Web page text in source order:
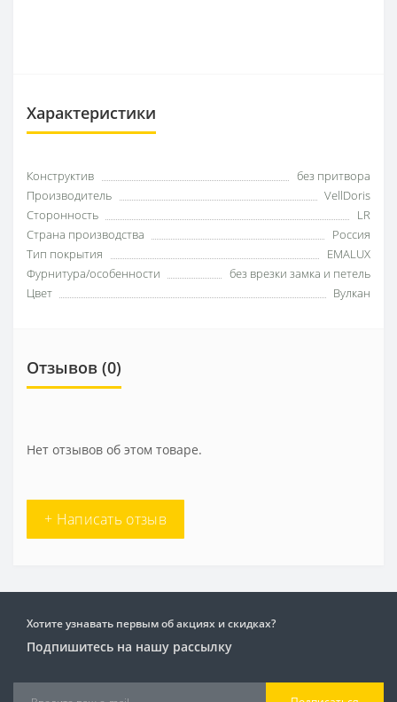
Характеристики
Конструктив
без притвора
Производитель
VellDoris
Сторонность
LR
Страна производства
Россия
Тип покрытия
EMALUX
Фурнитура/особенности
без врезки замка и петель
Цвет
Вулкан
Отзывов (0)
Нет отзывов об этом товаре.
+ Написать отзыв
Хотите узнавать первым об акциях и скидках?
Подпишитесь на нашу рассылку